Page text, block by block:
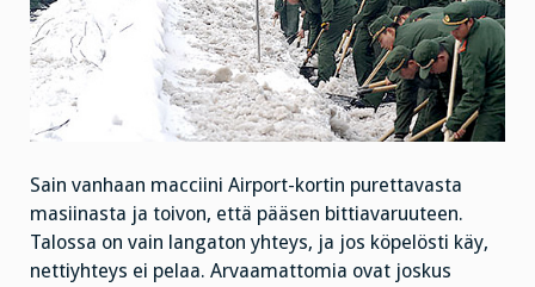
Sain vanhaan macciini Airport-kortin purettavasta
masiinasta ja toivon, että pääsen bittiavaruuteen.
Talossa on vain langaton yhteys, ja jos köpelösti käy,
nettiyhteys ei pelaa. Arvaamattomia ovat joskus